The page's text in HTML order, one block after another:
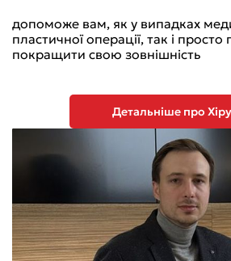
допоможе вам, як у випадках
пластичної операції, так і
покращити свою зовнішність
Детальніше про